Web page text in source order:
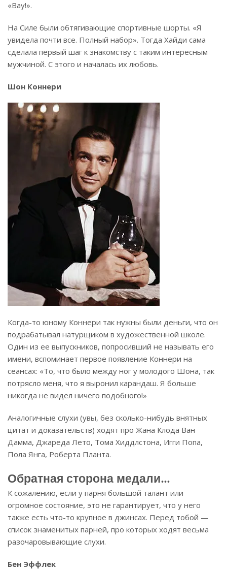
«Вау!».
На Силе были обтягивающие спортивные шорты. «Я
увидела почти все. Полный набор». Тогда Хайди сама
сделала первый шаг к знакомству с таким интересным
мужчиной. С этого и началась их любовь.
Шон Коннери
Когда-то юному Коннери так нужны были деньги, что он
подрабатывал натурщиком в художественной школе.
Один из ее выпускников, попросивший не называть его
имени, вспоминает первое появление Коннери на
сеансах: «То, что было между ног у молодого Шона, так
потрясло меня, что я выронил карандаш. Я больше
никогда не видел ничего подобного!»
Аналогичные слухи (увы, без сколько-нибудь внятных
цитат и доказательств) ходят про Жана Клода Ван
Дамма, Джареда Лето, Тома Хиддлстона, Игги Попа,
Пола Янга, Роберта Планта.
Обратная сторона медали…
К сожалению, если у парня большой талант или
огромное состояние, это не гарантирует, что у него
также есть что-то крупное в джинсах. Перед тобой —
список знаменитых парней, про которых ходят весьма
разочаровывающие слухи.
Бен Эффлек